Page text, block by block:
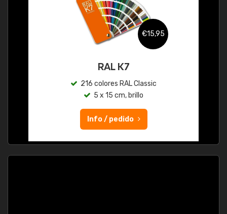
€15,95
RAL K7
216 colores RAL Classic
5 x 15 cm, brillo
Info / pedido